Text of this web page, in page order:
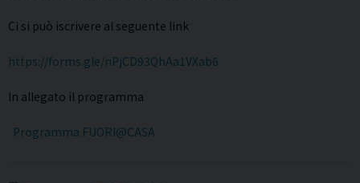
Ci si può iscrivere al seguente link
https://forms.gle/nPjCD93QhAa1VXab6
In allegato il programma
Programma FUORI@CASA